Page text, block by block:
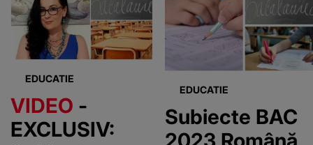
ce a primit un
mesaj Ro-
Alert pe
telefonul mobil
tehnologic?
EDUCATIE
VIDEO -
EXCLUSIV:
EDUCATIE
Subiecte BAC